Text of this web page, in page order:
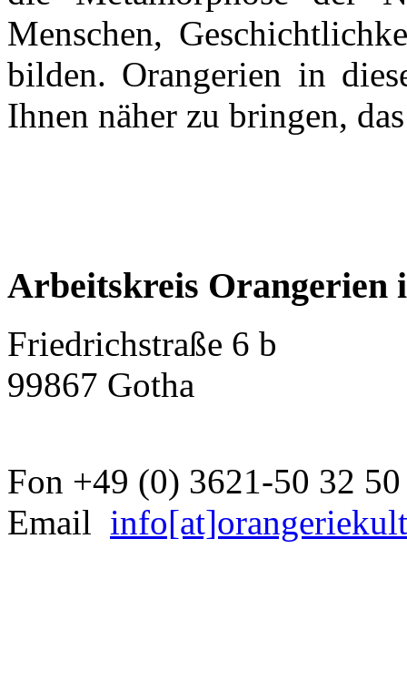
Menschen,
bilden. Orangerien in
Ihnen näher zu bringen,
Arbeitskreis Orangerien
Friedrichstraße 6 b
99867 Gotha
Fon +49 (0) 3621-50 32 50
Email